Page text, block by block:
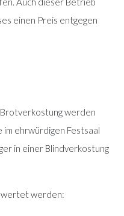
einen Preis entgegen
werden
im ehrwürdigen Festsaal
in einer Blindverkostung
werden: